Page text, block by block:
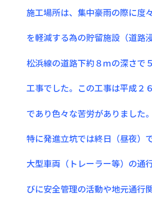
施工場所は、集中豪雨の際に度
を軽減する為の貯留施設（道路
松浜線の道路下約８ｍの深さで
工事でした。この工事は平成２
であり色々な苦労がありました
特に発進立坑では終日（昼夜）
大型車両（トレーラー等）の通
びに安全管理の活動や地元通行